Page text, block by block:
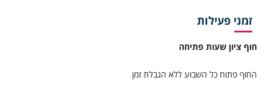
זמני פעילות
חוף ציון שעות פתיחה
החוף פתוח כל השבוע ללא הגבלת זמן